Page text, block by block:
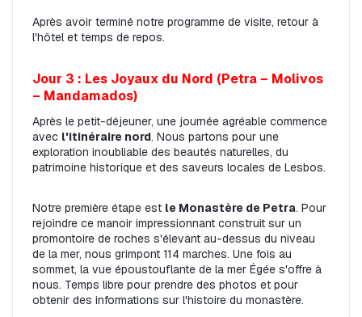
Après avoir terminé notre programme de visite, retour à
l'hôtel et temps de repos.
Jour 3 : Les Joyaux du Nord (Petra – Molivos
– Mandamados)
Après le petit-déjeuner, une journée agréable commence
avec l'itinéraire nord. Nous partons pour une
exploration inoubliable des beautés naturelles, du
patrimoine historique et des saveurs locales de Lesbos.
Notre première étape est le Monastère de Petra. Pour
rejoindre ce manoir impressionnant construit sur un
promontoire de roches s'élevant au-dessus du niveau
de la mer, nous grimpont 114 marches. Une fois au
sommet, la vue époustouflante de la mer Égée s'offre à
nous. Temps libre pour prendre des photos et pour
obtenir des informations sur l'histoire du monastère.